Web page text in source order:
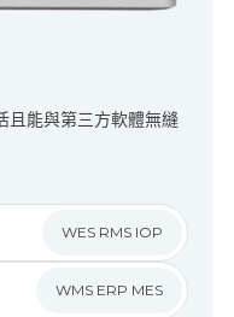
且能與第三方軟體無縫
WES RMS IOP
WMS ERP MES